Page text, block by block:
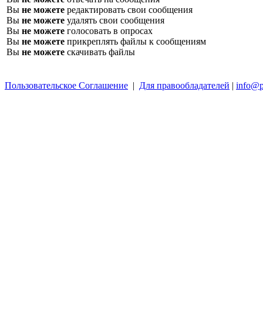
Вы не можете редактировать свои сообщения
Вы не можете удалять свои сообщения
Вы не можете голосовать в опросах
Вы не можете прикреплять файлы к сообщениям
Вы не можете скачивать файлы
Пользовательское Соглашение | Для правообладателей |